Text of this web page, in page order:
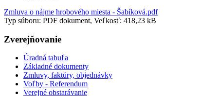
Zmluva o nájme hrobového miesta - Šabíková.pdf
Typ súboru: PDF dokument, Veľkosť: 418,23 kB
Zverejňovanie
Úradná tabuľa
Základné dokumenty
Zmluvy, faktúry, objednávky
Voľby - Referendum
Verejné obstarávanie